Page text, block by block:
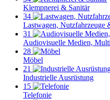
Klempnerei & Sanitär
34
Lastwagen, Nutzfahrzeuge
31
Audiovisuelle Medien,
28
Möbel
21
Industrielle Ausrüstung
15
Telefonie